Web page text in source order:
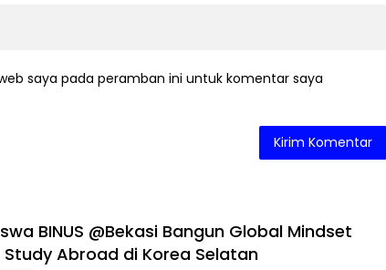
saya pada peramban ini untuk komentar saya
BINUS @Bekasi Bangun Global Mindset
Study Abroad di Korea Selatan